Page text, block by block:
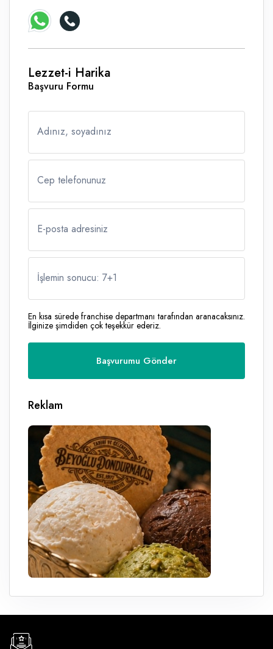
Lezzet-i Harika
Başvuru Formu
Adınız, soyadınız
Cep telefonunuz
E-posta adresiniz
İşlemin sonucu: 7+1
En kısa sürede franchise departmanı tarafından aranacaksınız.
İlginize şimdiden çok teşekkür ederiz.
Reklam